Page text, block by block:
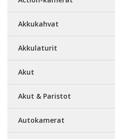
Akkukahvat
Akkulaturit
Akut
Akut & Paristot
Autokamerat